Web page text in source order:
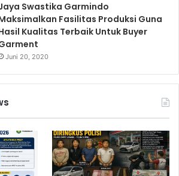
Swastika Garmindo
Fasilitas Produksi Guna
Kualitas Terbaik Untuk Buyer
Juni 20, 2020